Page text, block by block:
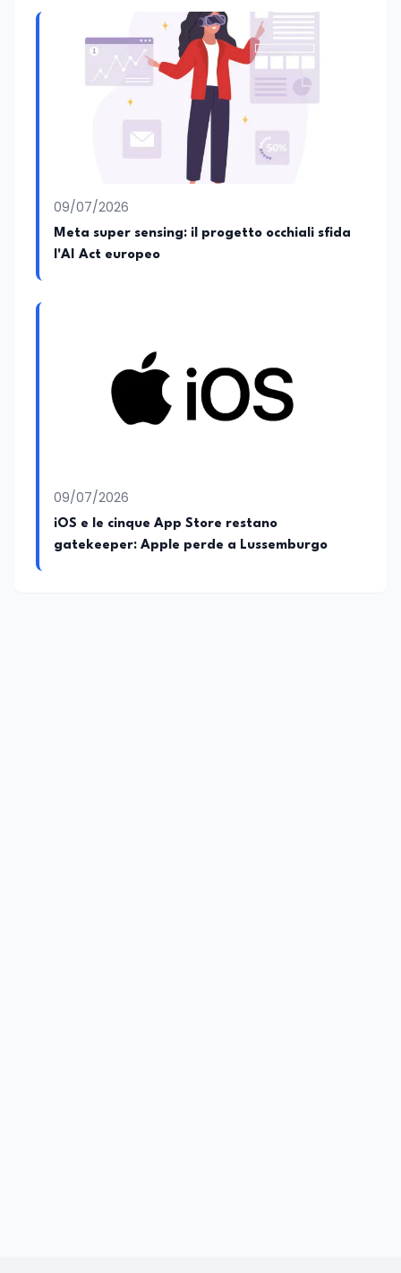
09/07/2026
Meta super sensing: il progetto occhiali sfida
l'AI Act europeo
09/07/2026
iOS e le cinque App Store restano
gatekeeper: Apple perde a Lussemburgo